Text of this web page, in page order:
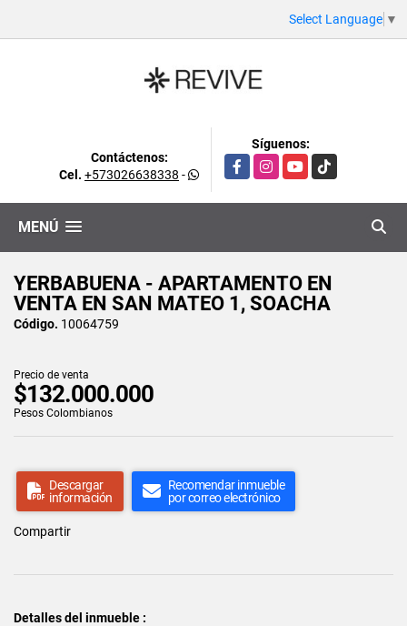
Select Language ▼
Contáctenos:
Cel. +573026638338 -
Síguenos:
FacebookInstagramYouTubeTikTok
MENÚ
YERBABUENA - APARTAMENTO EN
VENTA EN SAN MATEO 1, SOACHA
Código. 10064759
Precio de venta
$132.000.000
Pesos Colombianos
Descargar
información
Recomendar inmueble
por correo electrónico
Compartir
Detalles del inmueble :